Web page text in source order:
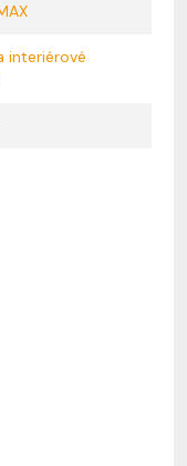
interiérové